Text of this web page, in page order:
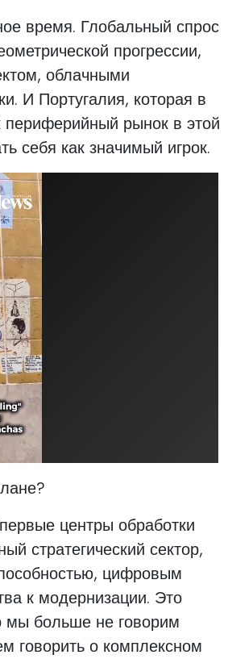
время. Глобальный спрос
прогрессии,
облачными
И Португалия, которая в
периферийный рынок в этой
себя как значимый игрок.
центры обработки
стратегический сектор,
цифровым
к модернизации. Это
мы больше не говорим
говорить о комплексном